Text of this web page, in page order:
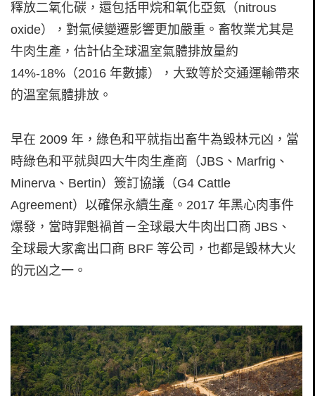
釋放二氧化碳，還包括甲烷和氧化亞氮（nitrous
oxide），對氣候變遷影響更加嚴重。畜牧業尤其是
牛肉生產，估計佔全球溫室氣體排放量約
14%-18%（2016 年數據），大致等於交通運輸帶來
的溫室氣體排放。
早在 2009 年，綠色和平就指出畜牛為毀林元凶，當
時綠色和平就與四大牛肉生產商（JBS、Marfrig、
Minerva、Bertin）簽訂協議（G4 Cattle
Agreement）以確保永續生產。2017 年黑心肉事件
爆發，當時罪魁禍首－全球最大牛肉出口商 JBS、
全球最大家禽出口商 BRF 等公司，也都是毀林大火
的元凶之一。